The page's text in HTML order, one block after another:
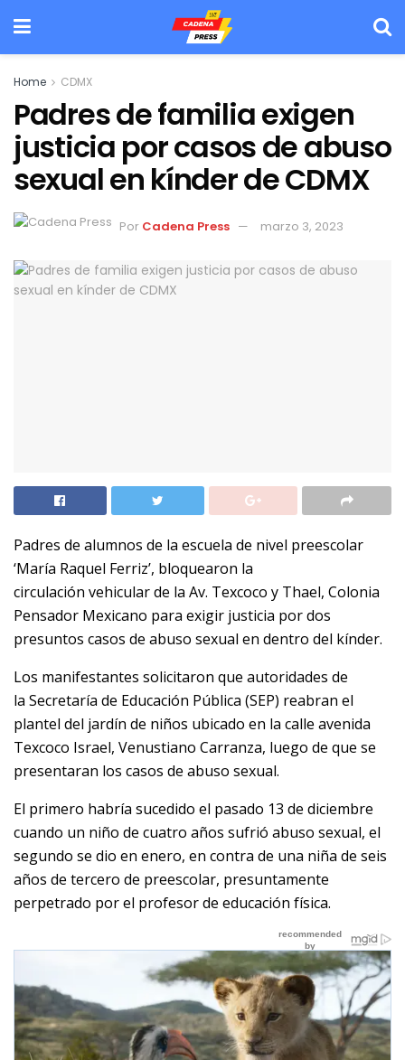
Home CDMX
Padres de familia exigen
justicia por casos de abuso
sexual en kínder de CDMX
Por Cadena Press marzo 3, 2023
Padres de alumnos de la escuela de nivel preescolar
‘María Raquel Ferriz’, bloquearon la
circulación vehicular de la Av. Texcoco y Thael, Colonia
Pensador Mexicano para exigir justicia por dos
presuntos casos de abuso sexual en dentro del kínder.
Los manifestantes solicitaron que autoridades de
la Secretaría de Educación Pública (SEP) reabran el
plantel del jardín de niños ubicado en la calle avenida
Texcoco Israel, Venustiano Carranza, luego de que se
presentaran los casos de abuso sexual.
El primero habría sucedido el pasado 13 de diciembre
cuando un niño de cuatro años sufrió abuso sexual, el
segundo se dio en enero, en contra de una niña de seis
años de tercero de preescolar, presuntamente
perpetrado por el profesor de educación física.